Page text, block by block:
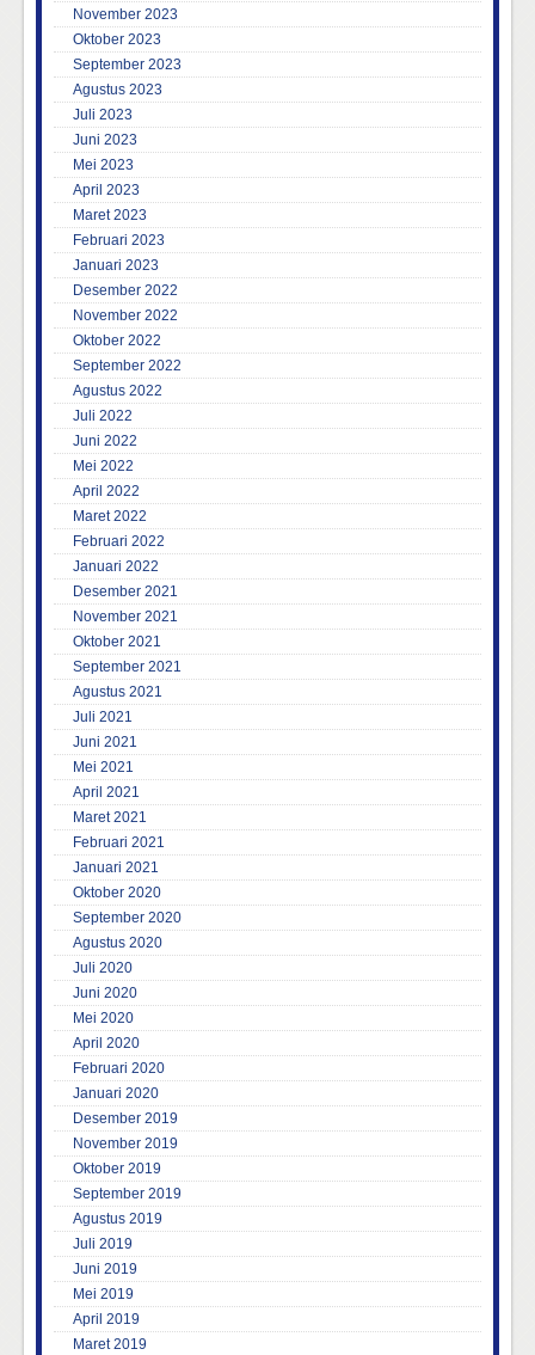
November 2023
Oktober 2023
September 2023
Agustus 2023
Juli 2023
Juni 2023
Mei 2023
April 2023
Maret 2023
Februari 2023
Januari 2023
Desember 2022
November 2022
Oktober 2022
September 2022
Agustus 2022
Juli 2022
Juni 2022
Mei 2022
April 2022
Maret 2022
Februari 2022
Januari 2022
Desember 2021
November 2021
Oktober 2021
September 2021
Agustus 2021
Juli 2021
Juni 2021
Mei 2021
April 2021
Maret 2021
Februari 2021
Januari 2021
Oktober 2020
September 2020
Agustus 2020
Juli 2020
Juni 2020
Mei 2020
April 2020
Februari 2020
Januari 2020
Desember 2019
November 2019
Oktober 2019
September 2019
Agustus 2019
Juli 2019
Juni 2019
Mei 2019
April 2019
Maret 2019